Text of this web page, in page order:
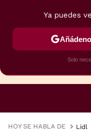
HOY SE HABLA DE Lidl
Ya puedes
Solo